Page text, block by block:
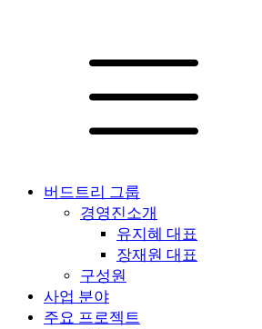
버드트리 그룹
경영진소개
유지혜 대표
장재원 대표
구성원
사업 분야
주요 프로젝트